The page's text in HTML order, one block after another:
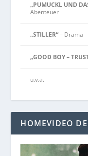
„PUMUCKL UND
Abenteuer
„STILLER“– Drama
„GOOD BOY –
u.v.a.
HOMEVIDEO